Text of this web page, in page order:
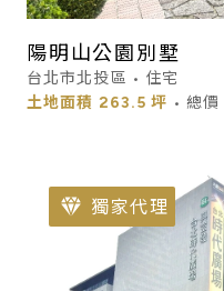
陽明山公園別墅
台北市北投區 • 住宅
土地面積 263.5 坪 • 總價
獨家代理